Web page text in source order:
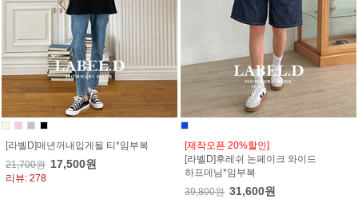
[라벨D]매년꺼내입게될 티*임부복
21,700원 17,500원
리뷰: 278
[제작오픈 20%할인]
[라벨D]후레쉬 논페이크 와이드
하프데님*임부복
39,800원 31,600원